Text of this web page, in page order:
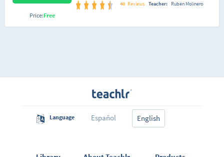
online en una plataforma muy sencilla e intuitiva de
manejar. Dar de alta productos, imágenes, transportes,
transladar además tu tienda a la mayor red social,
40 Reviews Teacher: Rubén Molinero
Price:Free
Language Español English